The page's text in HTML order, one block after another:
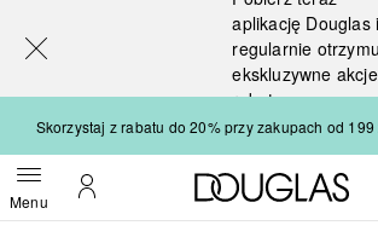
aplikację Douglas i
regularnie
ekskluzywne
rabaty
Skorzystaj z rabatu do 20% przy zakupach od 199
MenuOtwórz menuMoje konto
Wracać
Wykonaj wyszukiwanie
[navigation.slideout.screenreader]